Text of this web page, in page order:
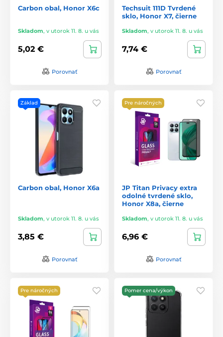
Carbon obal, Honor X6c
Skladom, v utorok 11. 8. u vás
5,02 €
Porovnať
Techsuit 111D Tvrdené
sklo, Honor X7, čierne
Skladom, v utorok 11. 8. u vás
7,74 €
Porovnať
Základ
Carbon obal, Honor X6a
Skladom, v utorok 11. 8. u vás
3,85 €
Porovnať
Pre náročných
JP Titan Privacy extra
odolné tvrdené sklo,
Honor X8a, čierne
Skladom, v utorok 11. 8. u vás
6,96 €
Porovnať
Pre náročných Pomer cena/výkon